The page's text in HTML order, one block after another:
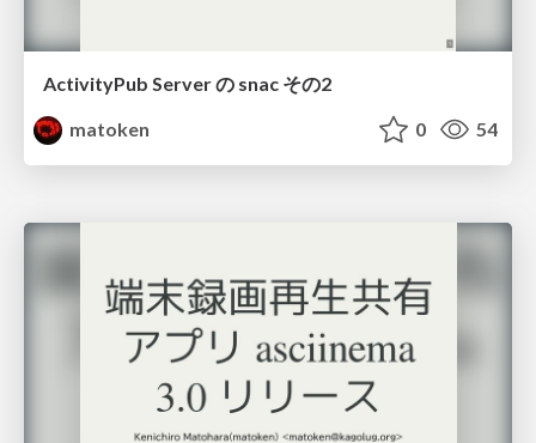
ActivityPub Server の snac その2
matoken
0 54